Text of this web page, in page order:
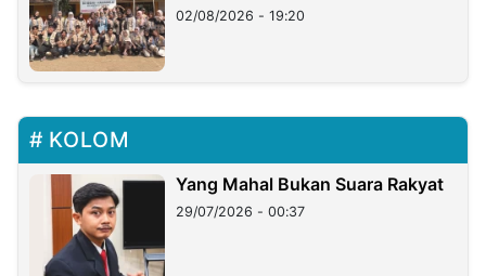
02/08/2026 - 19:20
KOLOM
Yang Mahal Bukan Suara Rakyat
29/07/2026 - 00:37